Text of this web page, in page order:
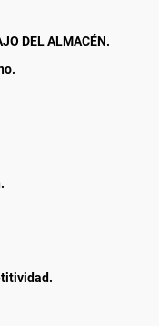
DEL ALMACÉN.